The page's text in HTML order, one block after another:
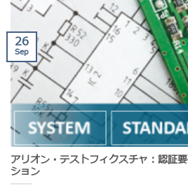
アリオン・テストフィクスチャ：認証
ション
26
Sep